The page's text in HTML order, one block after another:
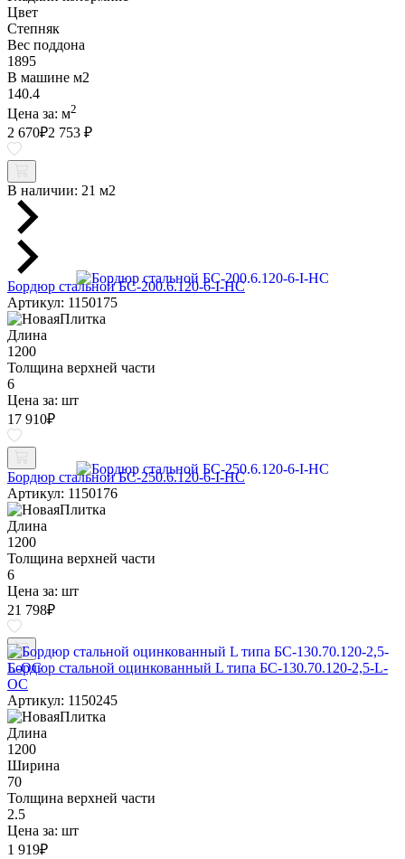
Цвет
Степняк
Вес поддона
1895
В машине м2
140.4
Цена за: м2
2 670₽2 753 ₽
В наличии: 21 м2
Бордюр стальной БС-200.6.120-6-I-НС
Артикул: 1150175
Длина
1200
Толщина верхней части
6
Цена за: шт
17 910₽
Бордюр стальной БС-250.6.120-6-I-НС
Артикул: 1150176
Длина
1200
Толщина верхней части
6
Цена за: шт
21 798₽
Бордюр стальной оцинкованный L типа БС-130.70.120-2,5-L-
ОС
Артикул: 1150245
Длина
1200
Ширина
70
Толщина верхней части
2.5
Цена за: шт
1 919₽